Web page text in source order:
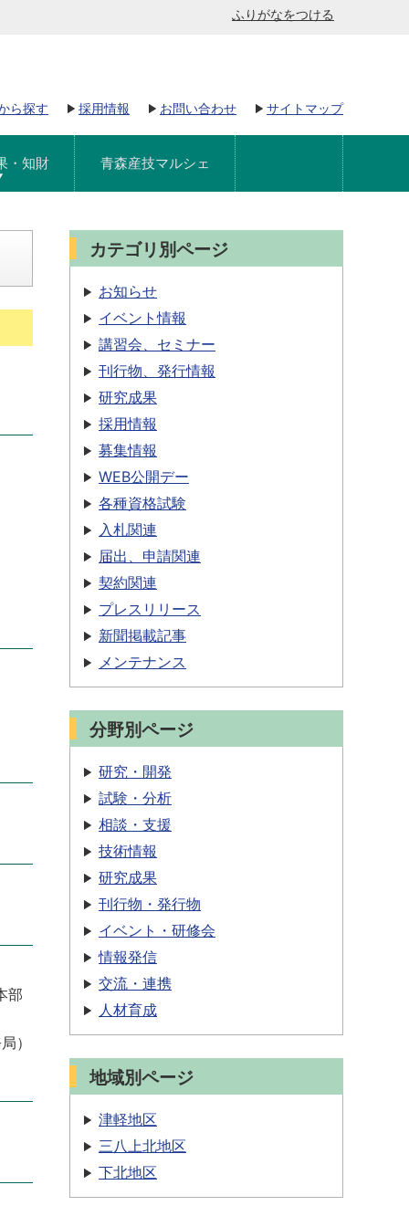
ふりがなをつける
ら探す 採用情報 お問い合わせ サイトマップ
・知財 青森産技マルシェ
部
）
カテゴリ別ページ
お知らせ
イベント情報
講習会、セミナー
刊行物、発行情報
研究成果
採用情報
募集情報
WEB公開デー
各種資格試験
入札関連
届出、申請関連
契約関連
プレスリリース
新聞掲載記事
メンテナンス
分野別ページ
研究・開発
試験・分析
相談・支援
技術情報
研究成果
刊行物・発行物
イベント・研修会
情報発信
交流・連携
人材育成
地域別ページ
津軽地区
三八上北地区
下北地区